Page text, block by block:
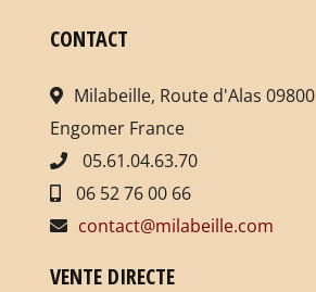
CONTACT
Milabeille, Route d'Alas 09800
Engomer France
05.61.04.63.70
06 52 76 00 66
contact@milabeille.com
VENTE DIRECTE